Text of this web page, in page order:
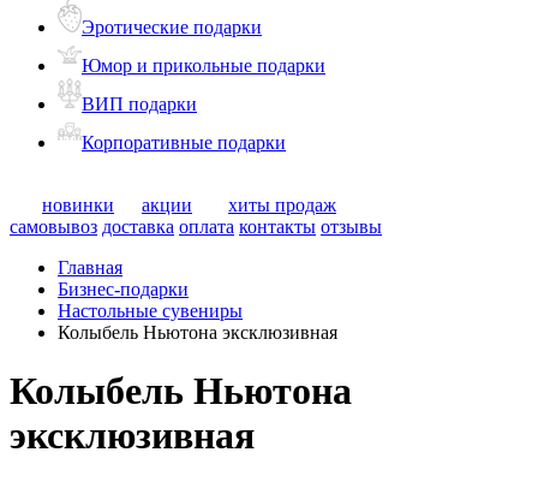
Эротические подарки
Юмор и прикольные подарки
ВИП подарки
Корпоративные подарки
новинки акции
хиты продаж
самовывоз доставка оплата контакты отзывы
Главная
Бизнес-подарки
Настольные сувениры
Колыбель Ньютона эксклюзивная
Колыбель Ньютона
эксклюзивная